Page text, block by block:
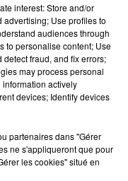
MIX : TOOLROOM
MIX : TONY JAY
interest: Store and/or
Use profiles to
audiences through
to personalise content; Use
fraud, and fix errors;
may process personal
actively
devices; Identify devices
partenaires dans "Gérer
ne s'appliqueront que pour
les cookies" situé en